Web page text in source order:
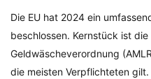
Die EU hat 2024 ein
beschlossen. Kernstück ist
Geldwäscheverordnung
die meisten Verpflichteten